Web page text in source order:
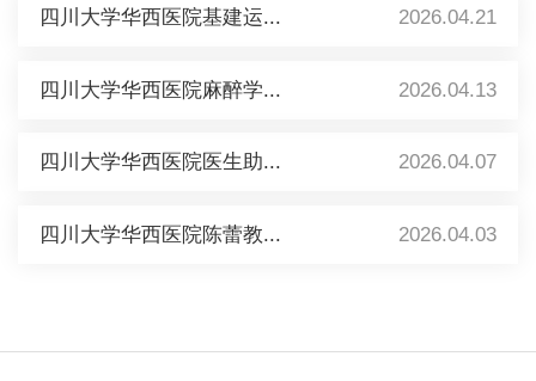
四川大学华西医院基建运... 2026.04.21
四川大学华西医院麻醉学... 2026.04.13
四川大学华西医院医生助... 2026.04.07
四川大学华西医院陈蕾教... 2026.04.03